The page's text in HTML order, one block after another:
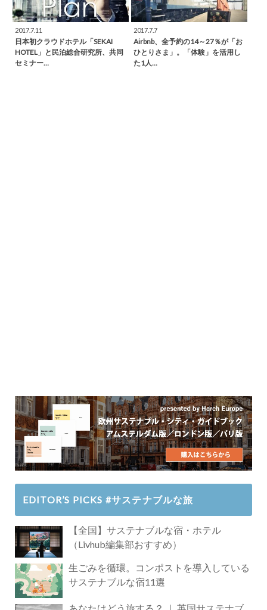
2017.7.11
日本初クラウドホテル「SEKAI
HOTEL」と民泊総合研究所、共同
セミナー…
2017.7.7
Airbnb、全予約の14～27％が「お
ひとりさま」。「体験」を活用し
た1人…
EDITOR’S PICKS #サステナブルな旅
【全国】サステナブルな宿・ホテル
（Livhub編集部おすすめ）
生ごみを循環。コンポストを導入している
サステナブルな宿11選